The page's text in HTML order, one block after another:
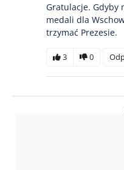
Gratulacje. Gdyby
medali dla
trzymać Prezesie.
3 0